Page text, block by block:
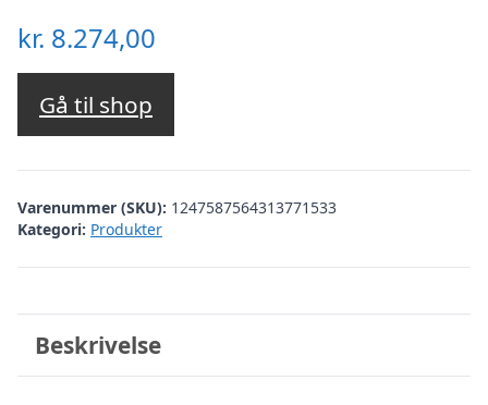
kr. 8.274,00
Gå til shop
Varenummer (SKU): 1247587564313771533
Kategori: Produkter
Beskrivelse